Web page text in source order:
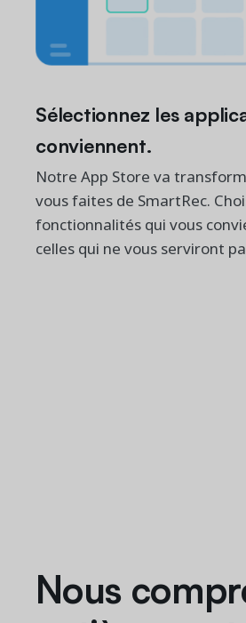
Sélectionnez les
conviennent.
Notre App Store va
vous faites de SmartRec.
fonctionnalités qui vous
celles qui ne vous serviront
Nous